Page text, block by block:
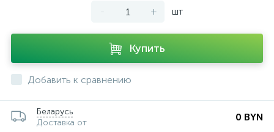
- + шт
Купить
Добавить к сравнению
Беларусь
Доставка от
0 BYN